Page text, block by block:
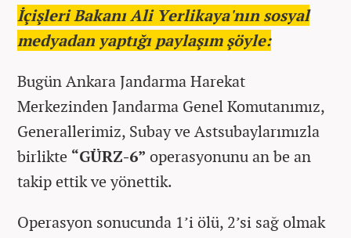
İçişleri Bakanı Ali Yerlikaya'nın sosyal
medyadan yaptığı paylaşım şöyle:
Bugün Ankara Jandarma Harekat
Merkezinden Jandarma Genel Komutanımız,
Generallerimiz, Subay ve Astsubaylarımızla
birlikte “GÜRZ-6” operasyonunu an be an
takip ettik ve yönettik.
Operasyon sonucunda 1’i ölü, 2’si sağ olmak